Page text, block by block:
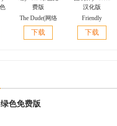
The Dude(网络
拓扑图绘制管
理) v3.5 绿色免
下载
Friendly
Pinger(网络拓扑
图制作) v5.0.1
下载
色免费版